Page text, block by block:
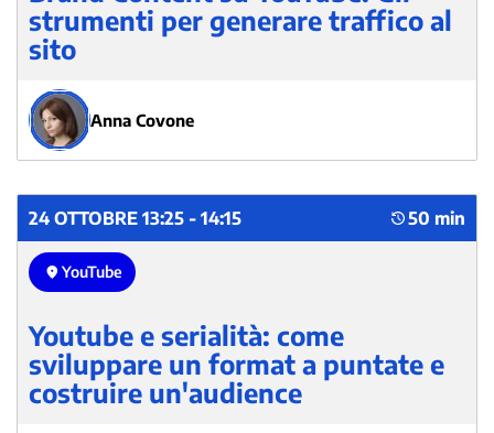
strumenti per generare traffico al
sito
Anna Covone
24 OTTOBRE 13:25 - 14:15 50 min
YouTube
Youtube e serialità: come
sviluppare un format a puntate e
costruire un'audience